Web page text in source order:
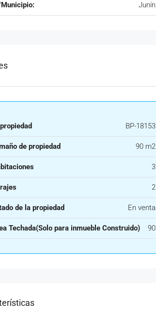
Junín
BP-18153
de propiedad 90 m2
3
2
de la propiedad En venta
Techada(Solo para inmueble Construido) 90